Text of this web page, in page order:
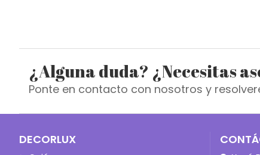
¿Alguna duda? ¿Necesitas
Ponte en contacto con nosotros y
DECORLUX